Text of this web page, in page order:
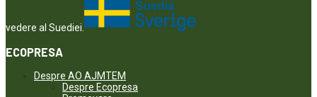
vedere al Suediei.
ECOPRESA
Despre AO AJMTEM
Despre Ecopresa